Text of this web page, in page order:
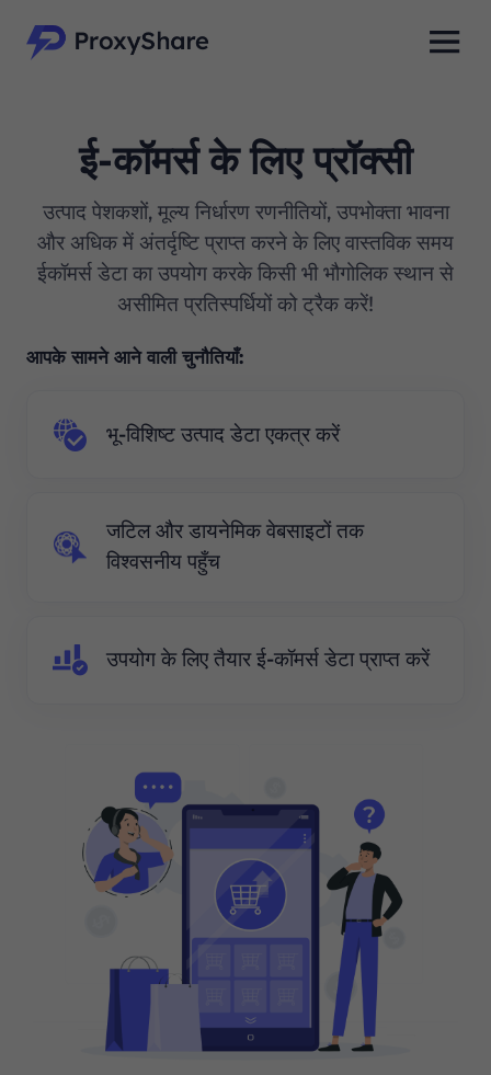
ई-कॉमर्स के लिए प्रॉक्सी
उत्पाद पेशकशों, मूल्य निर्धारण रणनीतियों, उपभोक्ता भावना
और अधिक में अंतर्दृष्टि प्राप्त करने के लिए वास्तविक समय
ईकॉमर्स डेटा का उपयोग करके किसी भी भौगोलिक स्थान से
असीमित प्रतिस्पर्धियों को ट्रैक करें!
आपके सामने आने वाली चुनौतियाँ:
भू-विशिष्ट उत्पाद डेटा एकत्र करें
जटिल और डायनेमिक वेबसाइटों तक
विश्वसनीय पहुँच
उपयोग के लिए तैयार ई-कॉमर्स डेटा प्राप्त करें